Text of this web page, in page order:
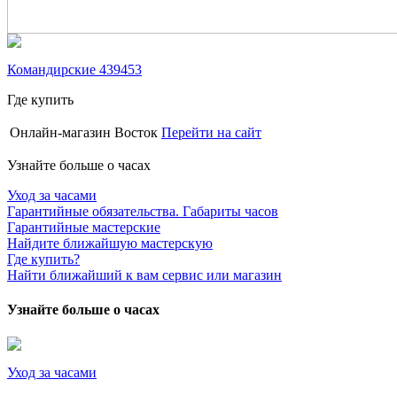
Командирские 439453
Где купить
Онлайн-магазин Восток Перейти на сайт
Узнайте больше о часах
Уход за часами
Гарантийные обязательства. Габариты часов
Гарантийные мастерские
Найдите ближайшую мастерскую
Где купить?
Найти ближайший к вам сервис или магазин
Узнайте больше о часах
Уход за часами